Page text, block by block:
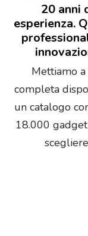
20 anni
esperienza.
Mettiamo
completa
un catalogo
18.000